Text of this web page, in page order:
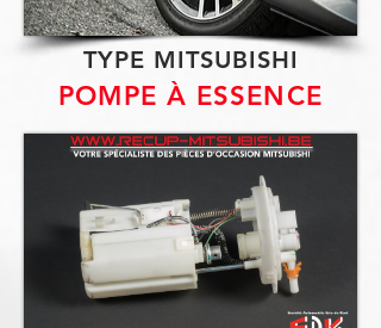
TYPE MITSUBISHI
POMPE À ESSENCE